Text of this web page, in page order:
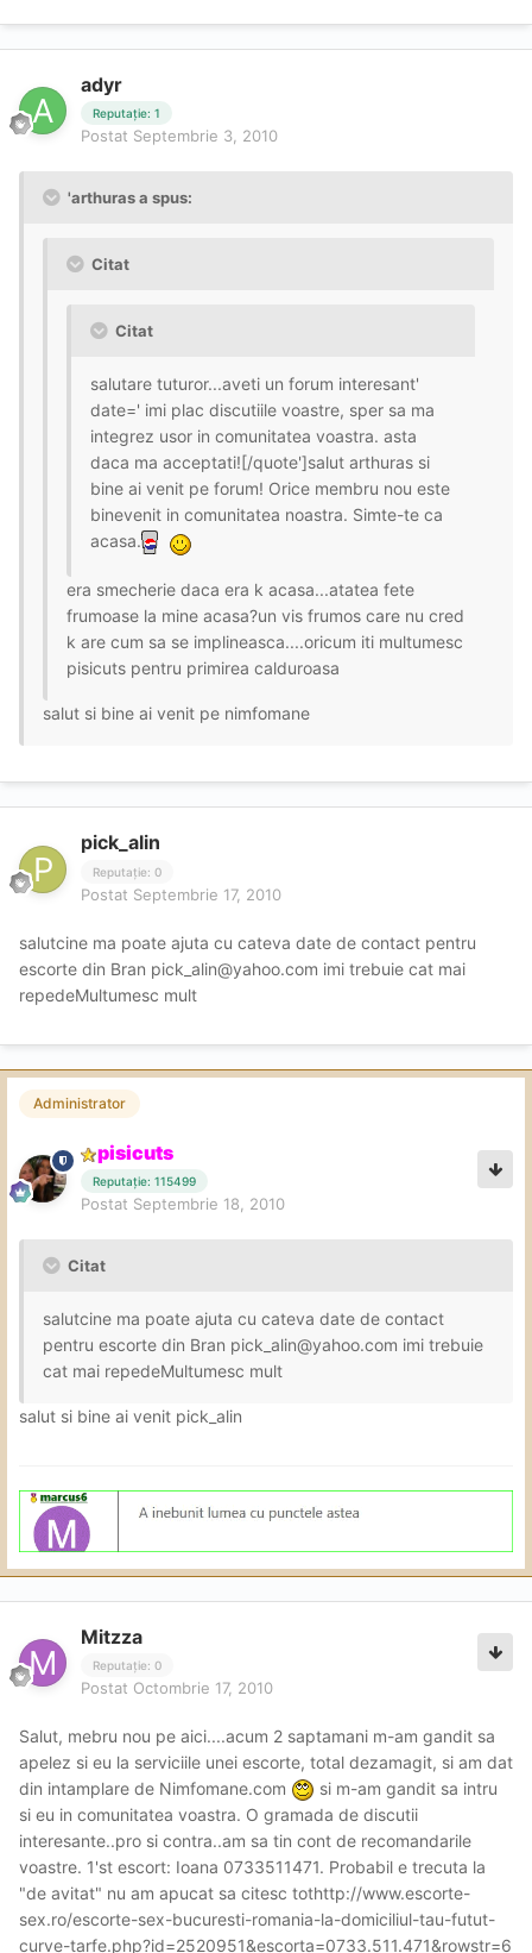
adyr
Reputație: 1
Postat Septembrie 3, 2010
'arthuras a spus:
Citat
Citat
salutare tuturor...aveti un forum interesant'
date=' imi plac discutiile voastre, sper sa ma
integrez usor in comunitatea voastra. asta
daca ma acceptati![/quote']salut arthuras si
bine ai venit pe forum! Orice membru nou este
binevenit in comunitatea noastra. Simte-te ca
acasa.
era smecherie daca era k acasa...atatea fete
frumoase la mine acasa?un vis frumos care nu cred
k are cum sa se implineasca....oricum iti multumesc
pisicuts pentru primirea calduroasa
salut si bine ai venit pe nimfomane
pick_alin
Reputație: 0
Postat Septembrie 17, 2010
salutcine ma poate ajuta cu cateva date de contact pentru
escorte din Bran pick_alin@yahoo.com imi trebuie cat mai
repedeMultumesc mult
Administrator
pisicuts
Reputație: 115499
Postat Septembrie 18, 2010
Citat
salutcine ma poate ajuta cu cateva date de contact
pentru escorte din Bran pick_alin@yahoo.com imi trebuie
cat mai repedeMultumesc mult
salut si bine ai venit pick_alin
Mitzza
Reputație: 0
Postat Octombrie 17, 2010
Salut, mebru nou pe aici....acum 2 saptamani m-am gandit sa
apelez si eu la serviciile unei escorte, total dezamagit, si am dat
din intamplare de Nimfomane.com
si m-am gandit sa intru
si eu in comunitatea voastra. O gramada de discutii
interesante..pro si contra..am sa tin cont de recomandarile
voastre. 1'st escort: Ioana 0733511471. Probabil e trecuta la
"de avitat" nu am apucat sa citesc tothttp://www.escorte-
sex.ro/escorte-sex-bucuresti-romania-la-domiciliul-tau-futut-
curve-tarfe.php?id=2520951&escorta=0733.511.471&rowstr=6